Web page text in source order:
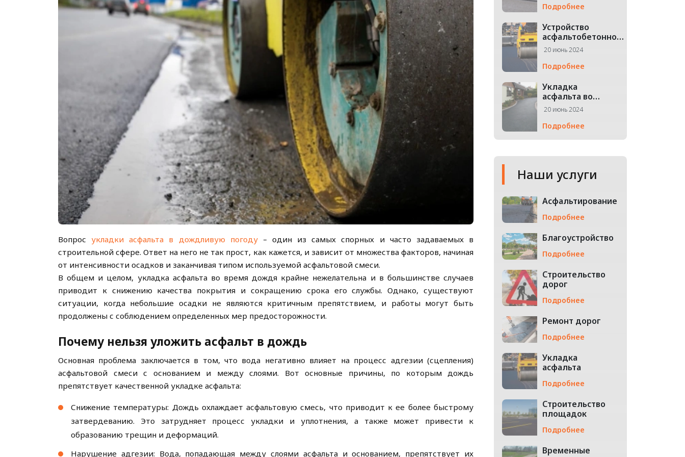
Вопрос укладки асфальта в дождливую погоду– один из самых спорных и часто задаваемых в
строительной сфере. Ответ на него не так прост, как кажется, и зависит от множества факторов, начиная
от интенсивности осадков и заканчивая типом используемой асфальтовой смеси.
В общем и целом, укладка асфальта во время дождя крайне нежелательна и в большинстве случаев
приводит к снижению качества покрытия и сокращению срока его службы. Однако, существуют
ситуации, когда небольшие осадки не являются критичным препятствием, и работы могут быть
продолжены с соблюдением определенных мер предосторожности.
Почему нельзя уложить асфальт в дождь
Основная проблема заключается в том, что вода негативно влияет на процесс адгезии (сцепления)
асфальтовой смеси с основанием и между слоями. Вот основные причины, по которым дождь
препятствует качественной укладке асфальта:
Снижение температуры: Дождь охлаждает асфальтовую смесь, что приводит к ее более быстрому
затвердеванию. Это затрудняет процесс укладки и уплотнения, а также может привести к
образованию трещин и деформаций.
Нарушение адгезии: Вода, попадающая между слоями асфальта и основанием, препятствует их
использу...
Подробнее
Устройство
асфальтобетонного
покрытия
20 июнь 2024
Подробнее
Укладка
асфальта во
дворе
20 июнь 2024
Подробнее
Наши услуги
Асфальтирование
Подробнее
Благоустройство
Подробнее
Строительство
дорог
Подробнее
Ремонт дорог
Подробнее
Укладка
асфальта
Подробнее
Строительство
площадок
Подробнее
Временные